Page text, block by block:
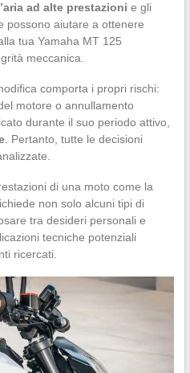
ad alte prestazioni e gli
possono aiutare a ottenere
tua Yamaha MT 125
meccanica.
comporta i propri rischi:
motore o annullamento
durante il suo periodo attivo,
. Pertanto, tutte le decisioni
di una moto come la
non solo alcuni tipi di
tra desideri personali e
tecniche potenziali
ricercati.